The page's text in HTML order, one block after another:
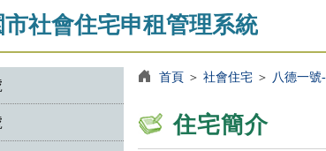
社會住宅申租管理系統
首頁＞ 社會住宅＞ 八德一號
住宅簡介